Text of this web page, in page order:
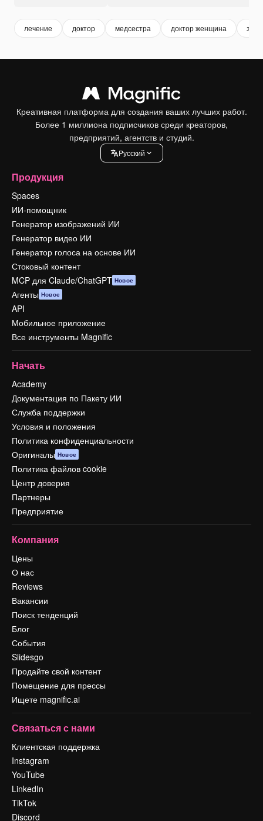
лечение доктор медсестра доктор женщина
Креативная платформа для создания ваших лучших работ.
Более 1 миллиона подписчиков среди креаторов,
предприятий, агентств и студий.
Pусский
Продукция
Spaces
ИИ-помощник
Генератор изображений ИИ
Генератор видео ИИ
Генератор голоса на основе ИИ
Стоковый контент
MCP для Claude/ChatGPT Новое
Агенты Новое
API
Мобильное приложение
Все инструменты Magnific
Начать
Academy
Документация по Пакету ИИ
Служба поддержки
Условия и положения
Политика конфиденциальности
Оригиналы Новое
Политика файлов cookie
Центр доверия
Партнеры
Предприятие
Компания
Цены
О нас
Reviews
Вакансии
Поиск тенденций
Блог
События
Slidesgo
Продайте свой контент
Помещение для прессы
Ищете magnific.ai
Связаться с нами
Клиентская поддержка
Instagram
YouTube
LinkedIn
TikTok
Discord